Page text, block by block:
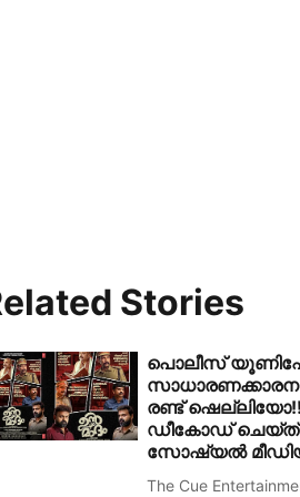
Stories
പൊലീസ്
രണ്ട് ഷെല്ലിയോ!!
ഡീകോഡ് ചെയ്ത്
സോഷ്യൽ
The Cue